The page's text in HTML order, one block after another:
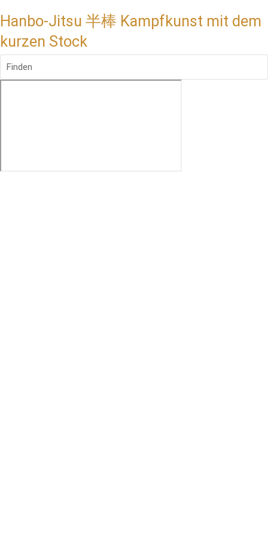
Hanbo-Jitsu 半棒 Kampfkunst mit dem
kurzen Stock
Finden